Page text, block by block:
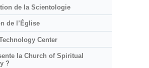
de la Scientologie
de l’Église
Center
la Church of Spiritual
?